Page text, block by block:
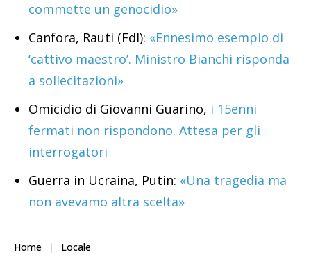
commette un genocidio»
Canfora, Rauti (FdI): «Ennesimo esempio di
‘cattivo maestro’. Ministro Bianchi risponda
a sollecitazioni»
Omicidio di Giovanni Guarino, i 15enni
fermati non rispondono. Attesa per gli
interrogatori
Guerra in Ucraina, Putin: «Una tragedia ma
non avevamo altra scelta»
Home Locale